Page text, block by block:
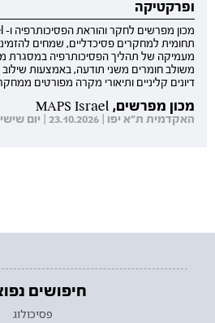
ופרקטיקה
תחומית למחקרים פסיכדליים, שמחים
מעמיקה של תהליך הפסיכותרפיה במסגרת
משולב חומרים משני תודעה, באמצעות
דיונים קליניים ותיאורי מקרה מפורטים
מכון מפרשים, MAPS Israel
האקדמית ת"א יפו | 23.10.2026 | יום שישי | 08:30-14:00
חיפושים
פסיכולוג